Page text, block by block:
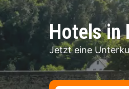
Hotels in
Jetzt eine